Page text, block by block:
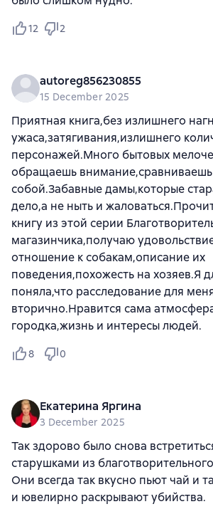
12 2
autoreg856230855
15 December 2025
Приятная книга,без излишнего
ужаса,затягивания,излишнего
персонажей.Много бытовых
обращаешь
собой.Забавные дамы,которые
дело,а не ныть и
книгу из этой серии
магазинчика,получаю
отношение к собакам,описание их
поведения,похожесть на хозяев.Я
поняла,что расследование для
вторично.Нравится сама
городка,жизнь и интересы людей.
8 0
Екатерина Яргина
3 December 2025
Так здорово было снова
старушками из
Они всегда так вкусно пьют чай и
и ювелирно раскрывают убийства.